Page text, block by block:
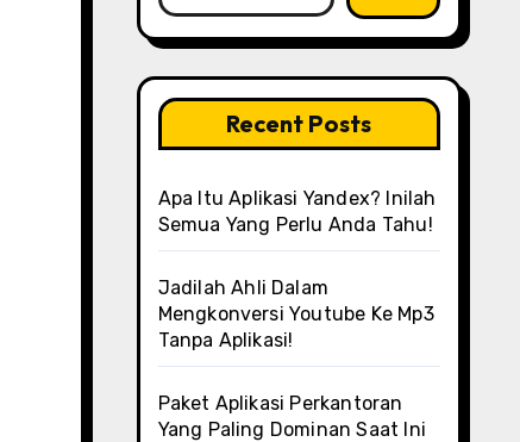
Recent Posts
Apa Itu Aplikasi Yandex? Inilah
Semua Yang Perlu Anda Tahu!
Jadilah Ahli Dalam
Mengkonversi Youtube Ke Mp3
Tanpa Aplikasi!
Paket Aplikasi Perkantoran
Yang Paling Dominan Saat Ini